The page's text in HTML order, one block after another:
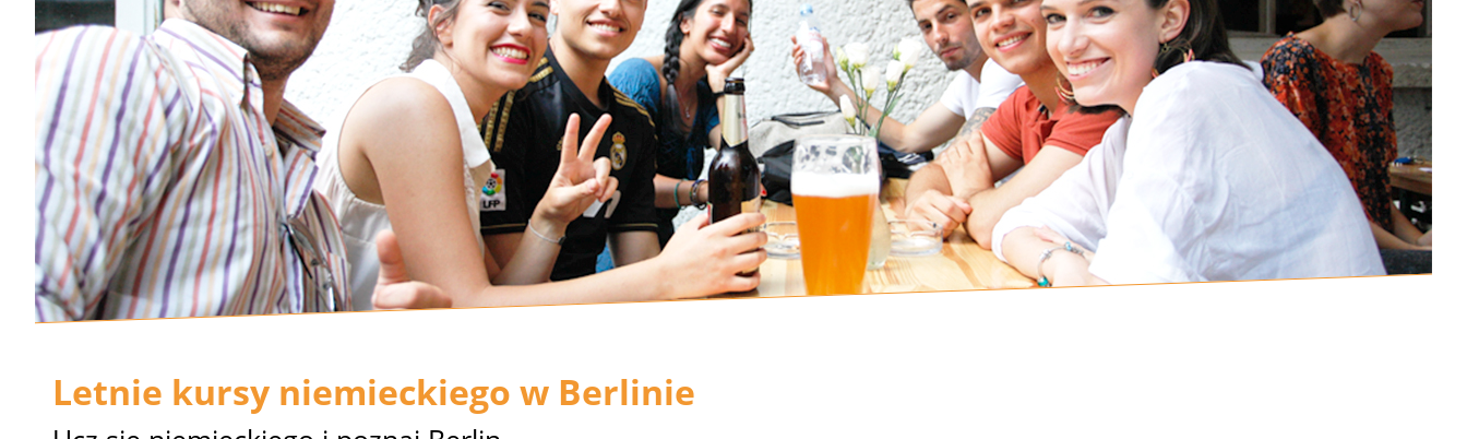
Letnie kursy niemieckiego w Berlinie